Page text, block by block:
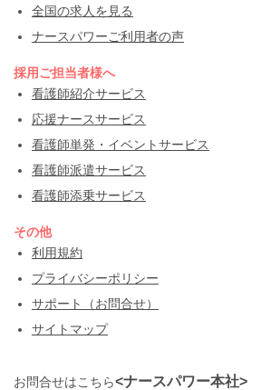
全国の求人を見る
ナースパワーご利用者の声
採用ご担当者様へ
看護師紹介サービス
応援ナースサービス
看護師単発・イベントサービス
看護師派遣サービス
看護師添乗サービス
その他
利用規約
プライバシーポリシー
サポート（お問合せ）
サイトマップ
お問合せはこちら<ナースパワー本社>